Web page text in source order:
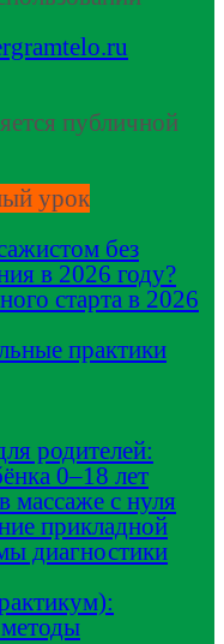
публичной
урок
без
в 2026 году?
старта в 2026
практики
родителей:
0–18 лет
массаже с нуля
прикладной
диагностики